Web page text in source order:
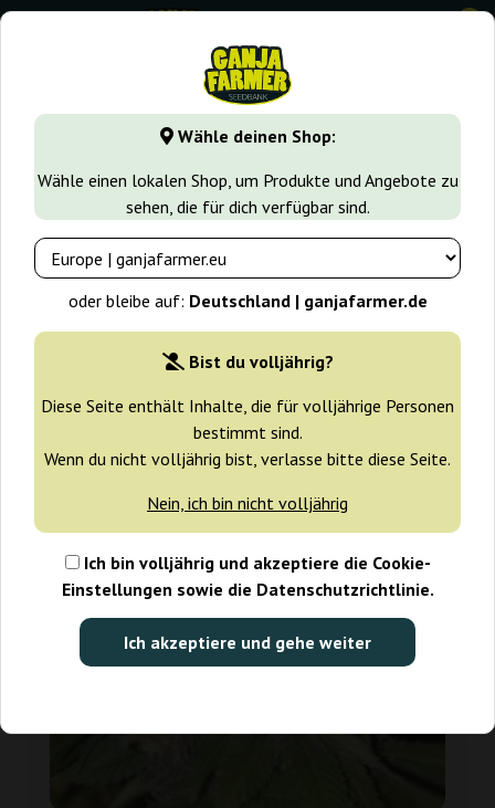
Wähle deinen Shop:
Wähle einen lokalen Shop, um Produkte und Angebote zu
sehen, die für dich verfügbar sind.
oder bleibe auf: Deutschland | ganjafarmer.de
Bist du volljährig?
Diese Seite enthält Inhalte, die für volljährige Personen
bestimmt sind.
Wenn du nicht volljährig bist, verlasse bitte diese Seite.
Nein, ich bin nicht volljährig
Ich bin volljährig und akzeptiere die Cookie-
Einstellungen sowie die Datenschutzrichtlinie.
Ich akzeptiere und gehe weiter
0
GanjaFarmer.de Cannabissorten Afghan Kush
Afghan Kush strain – Reine
Hindukusch-Genetik
-25%